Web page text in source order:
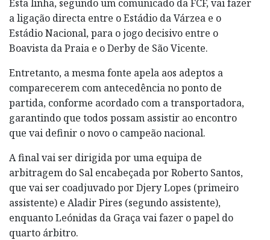
Esta linha, segundo um comunicado da FCF, vai fazer
a ligação directa entre o Estádio da Várzea e o
Estádio Nacional, para o jogo decisivo entre o
Boavista da Praia e o Derby de São Vicente.
Entretanto, a mesma fonte apela aos adeptos a
comparecerem com antecedência no ponto de
partida, conforme acordado com a transportadora,
garantindo que todos possam assistir ao encontro
que vai definir o novo o campeão nacional.
A final vai ser dirigida por uma equipa de
arbitragem do Sal encabeçada por Roberto Santos,
que vai ser coadjuvado por Djery Lopes (primeiro
assistente) e Aladir Pires (segundo assistente),
enquanto Leónidas da Graça vai fazer o papel do
quarto árbitro.